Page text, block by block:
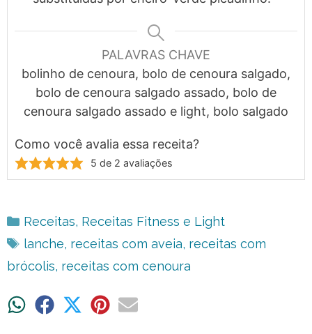
PALAVRAS CHAVE
bolinho de cenoura, bolo de cenoura salgado,
bolo de cenoura salgado assado, bolo de
cenoura salgado assado e light, bolo salgado
Como você avalia essa receita?
5 de 2 avaliações
Categorias
Receitas, Receitas Fitness e Light
Tags
lanche, receitas com aveia, receitas com
brócolis, receitas com cenoura
ShareShare ShareShareShare